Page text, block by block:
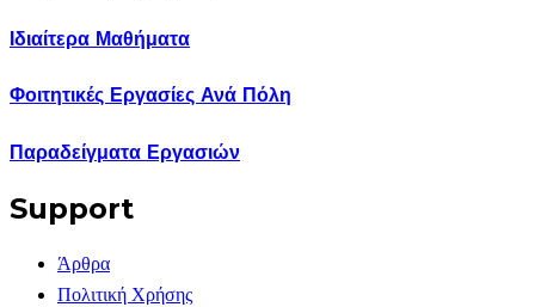
Ιδιαίτερα Μαθήματα
Φοιτητικές Εργασίες Ανά Πόλη
Παραδείγματα Εργασιών
Support
Άρθρα
Πολιτική Χρήσης